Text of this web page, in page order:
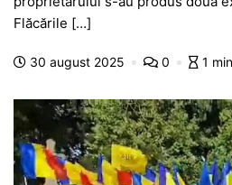
b
o
k
A
p n
er
m
Flăcările […]
30 august 2025 0 1